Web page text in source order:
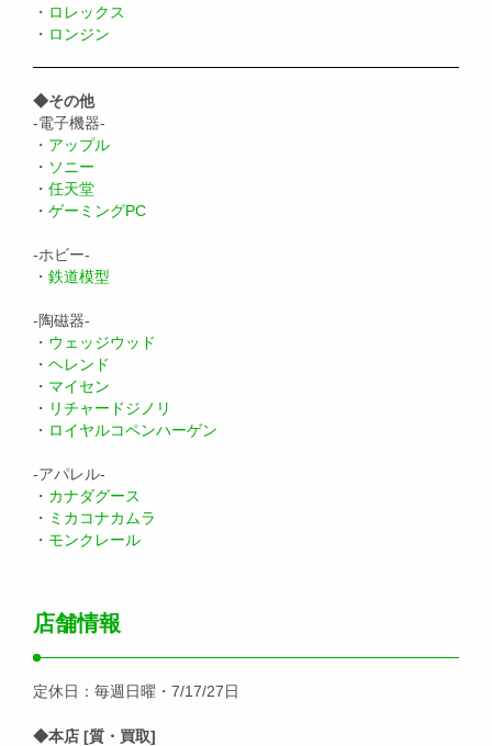
・ ロレックス
・ ロンジン
◆その他
-電子機器-
・ アップル
・ ソニー
・ 任天堂
・ ゲーミングPC
-ホビー-
・ 鉄道模型
-陶磁器-
・ ウェッジウッド
・ ヘレンド
・ マイセン
・ リチャードジノリ
・ ロイヤルコペンハーゲン
-アパレル-
・ カナダグース
・ ミカコナカムラ
・ モンクレール
店舗情報
定休日：毎週日曜・7/17/27日
◆本店 [質・買取]